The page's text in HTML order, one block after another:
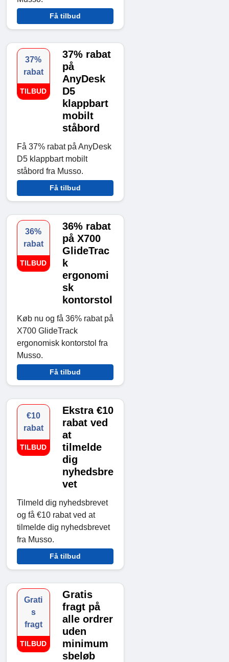
Få tilbud
37%
rabat
TILBUD
37% rabat
på
AnyDesk
D5
klappbart
mobilt
ståbord
Få 37% rabat på AnyDesk
D5 klappbart mobilt
ståbord fra Musso.
Få tilbud
36%
rabat
TILBUD
36% rabat
på X700
GlideTrac
k
ergonomi
sk
kontorstol
Køb nu og få 36% rabat på
X700 GlideTrack
ergonomisk kontorstol fra
Musso.
Få tilbud
€10
rabat
TILBUD
Ekstra €10
rabat ved
at
tilmelde
dig
nyhedsbre
vet
Tilmeld dig nyhedsbrevet
og få €10 rabat ved at
tilmelde dig nyhedsbrevet
fra Musso.
Få tilbud
Grati
s
fragt
TILBUD
Gratis
fragt på
alle ordrer
uden
minimum
sbeløb